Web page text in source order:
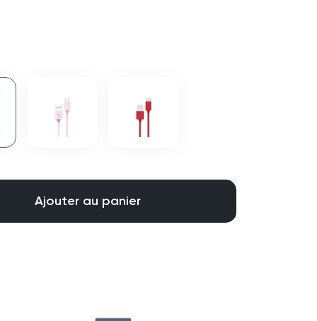
Ajouter au panier